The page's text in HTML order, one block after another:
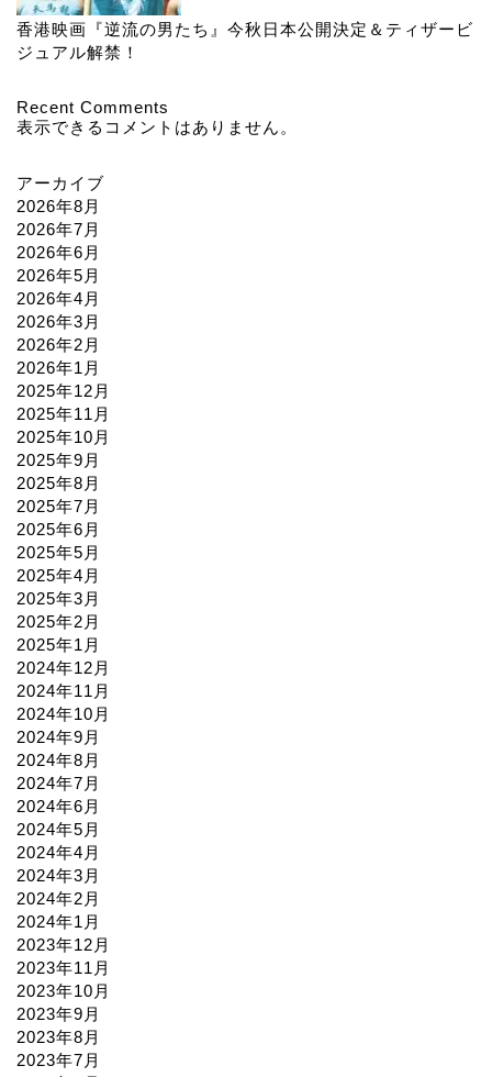
香港映画『逆流の男たち』今秋日本公開決定＆ティザービ
ジュアル解禁！
Recent Comments
表示できるコメントはありません。
アーカイブ
2026年8月
2026年7月
2026年6月
2026年5月
2026年4月
2026年3月
2026年2月
2026年1月
2025年12月
2025年11月
2025年10月
2025年9月
2025年8月
2025年7月
2025年6月
2025年5月
2025年4月
2025年3月
2025年2月
2025年1月
2024年12月
2024年11月
2024年10月
2024年9月
2024年8月
2024年7月
2024年6月
2024年5月
2024年4月
2024年3月
2024年2月
2024年1月
2023年12月
2023年11月
2023年10月
2023年9月
2023年8月
2023年7月